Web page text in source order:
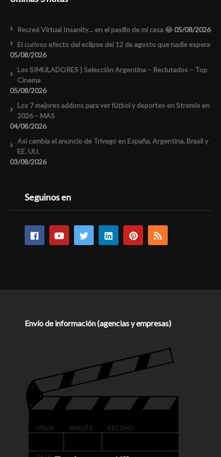
Recreé Virtual Insanity… en el pasillo de mi casa 😂05/08/2026
El curioso efecto del eclipse del 12 de agosto que nadie espera
05/08/2026
Los SIMULADORES | Selección Argentina – Reclutados – Top
Cinema
05/08/2026
Los 7 mejores addons para ver fútbol y deportes en Stremio en
2026 – MAS
04/08/2026
Así cambia el anuncio de Trivago en España, Argentina, Brasil y
EE. UU.
03/08/2026
Seguinos en
Envío de información (agencias y empresas)